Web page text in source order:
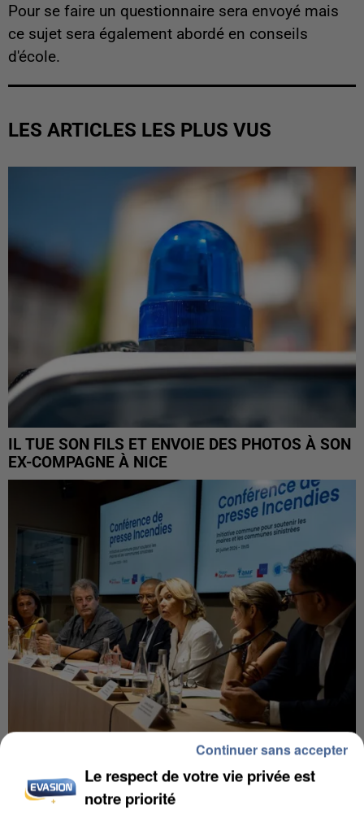
Pour se faire un questionnaire sera envoyé mais
ce sujet sera également abordé en conseils
d'école.
LES ARTICLES LES PLUS VUS
IL TUE SON FILS ET ENVOIE DES PHOTOS À SON
EX-COMPAGNE À NICE
INCENDIES : L’ÎLE-DE-FRANCE LANCE UN ÉLAN
DE SOLIDARITÉ AVEC LES...
Le respect de votre vie privée est
notre priorité
Continuer sans accepter